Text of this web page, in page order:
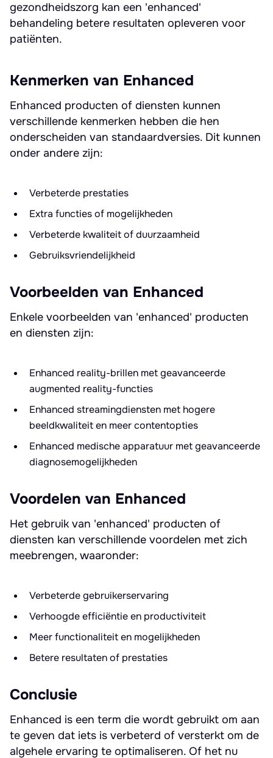
gezondheidszorg kan een 'enhanced'
behandeling betere resultaten opleveren voor
patiënten.
Kenmerken van Enhanced
Enhanced producten of diensten kunnen
verschillende kenmerken hebben die hen
onderscheiden van standaardversies. Dit kunnen
onder andere zijn:
Verbeterde prestaties
Extra functies of mogelijkheden
Verbeterde kwaliteit of duurzaamheid
Gebruiksvriendelijkheid
Voorbeelden van Enhanced
Enkele voorbeelden van 'enhanced' producten
en diensten zijn:
Enhanced reality-brillen met geavanceerde
augmented reality-functies
Enhanced streamingdiensten met hogere
beeldkwaliteit en meer contentopties
Enhanced medische apparatuur met geavanceerde
diagnosemogelijkheden
Voordelen van Enhanced
Het gebruik van 'enhanced' producten of
diensten kan verschillende voordelen met zich
meebrengen, waaronder:
Verbeterde gebruikerservaring
Verhoogde efficiëntie en productiviteit
Meer functionaliteit en mogelijkheden
Betere resultaten of prestaties
Conclusie
Enhanced is een term die wordt gebruikt om aan
te geven dat iets is verbeterd of versterkt om de
algehele ervaring te optimaliseren. Of het nu